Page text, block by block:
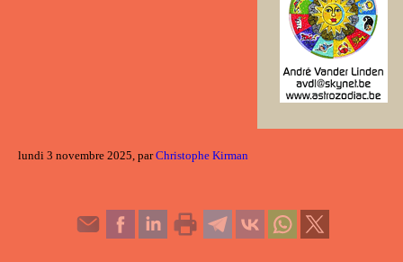
lundi 3 novembre 2025, parChristophe Kirman